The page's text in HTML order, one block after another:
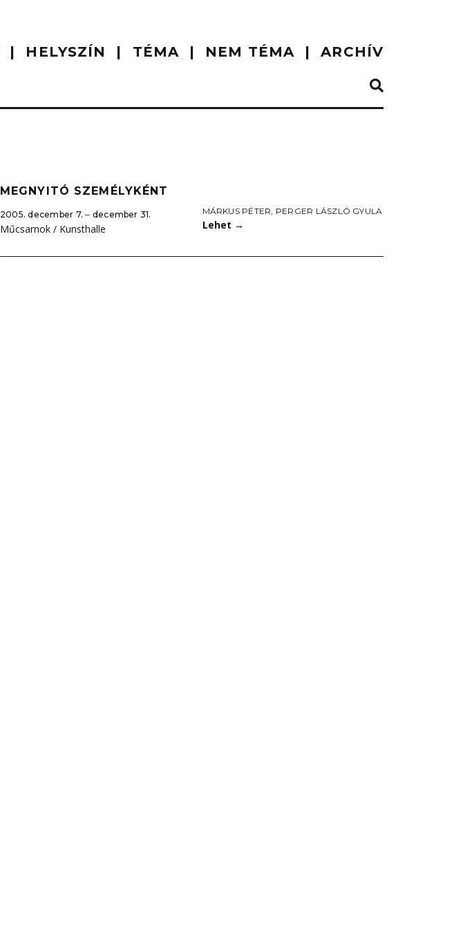
HELYSZÍN TÉMA NEM TÉMA ARCHÍV
MEGNYITÓ SZEMÉLYKÉNT
2005. december 7. ‒ december 31.
Műcsarnok / Kunsthalle
MÁRKUS PÉTER PERGER LÁSZLÓ GYULA
Lehet →